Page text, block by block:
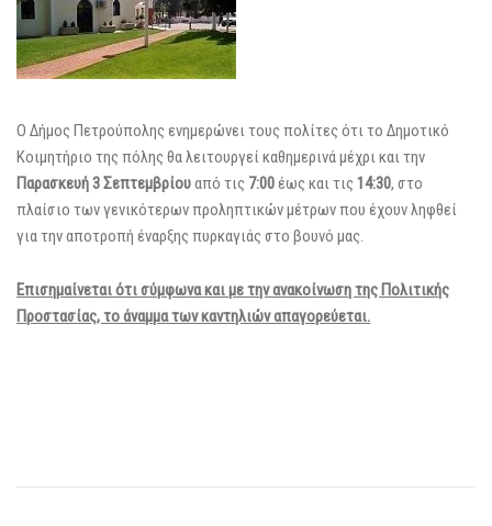
Ο Δήμος Πετρούπολης ενημερώνει τους πολίτες ότι το Δημοτικό
Κοιμητήριο της πόλης θα λειτουργεί καθημερινά μέχρι και την
Παρασκευή 3 Σεπτεμβρίουαπό τις 7:00έως και τις 14:30, στο
πλαίσιο των γενικότερων προληπτικών μέτρων που έχουν ληφθεί
για την αποτροπή έναρξης πυρκαγιάς στο βουνό μας.
Επισημαίνεται ότι σύμφωνα και με την ανακοίνωση της Πολιτικής
Προστασίας, το άναμμα των καντηλιών απαγορεύεται.